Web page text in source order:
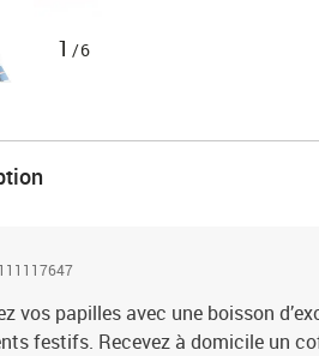
1 /6
vos papilles avec une boisson
festifs. Recevez à domicile un